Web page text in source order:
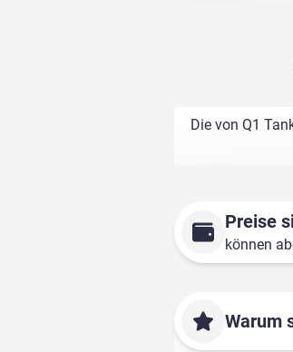
Die von Q1
Preise
können
Warum